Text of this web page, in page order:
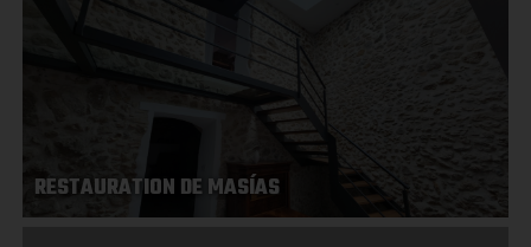
RESTAURATION DE MASÍAS